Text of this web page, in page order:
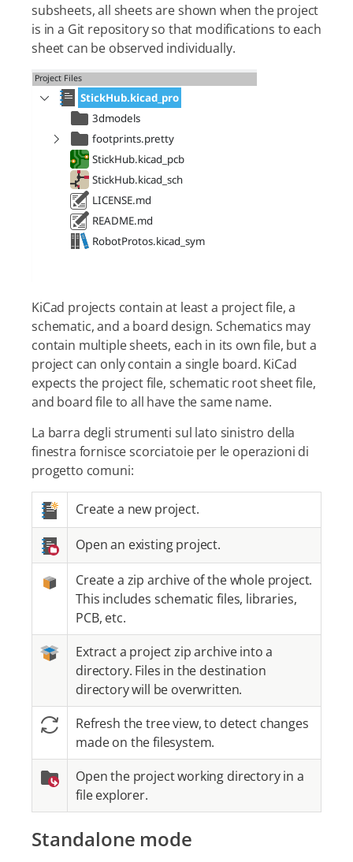
subsheets, all sheets are shown when the project
is in a Git repository so that modifications to each
sheet can be observed individually.
KiCad projects contain at least a project file, a
schematic, and a board design. Schematics may
contain multiple sheets, each in its own file, but a
project can only contain a single board. KiCad
expects the project file, schematic root sheet file,
and board file to all have the same name.
La barra degli strumenti sul lato sinistro della
finestra fornisce scorciatoie per le operazioni di
progetto comuni:
Create a new project.
Open an existing project.
Create a zip archive of the whole project.
This includes schematic files, libraries,
PCB, etc.
Extract a project zip archive into a
directory. Files in the destination
directory will be overwritten.
Refresh the tree view, to detect changes
made on the filesystem.
Open the project working directory in a
file explorer.
Standalone mode